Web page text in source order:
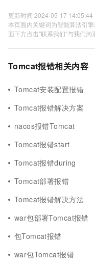
更新时间 2024-05-17 14:05:44
本页面内关键词为智能算法引
面下方点击"联系我们"与我们沟
Tomcat报错相关内容
Tomcat安装配置报错
Tomcat报错解决方案
nacos报错Tomcat
Tomcat报错start
Tomcat报错during
Tomcat部署报错
Tomcat报错解决方法
war包部署Tomcat报错
包Tomcat报错
war包Tomcat报错